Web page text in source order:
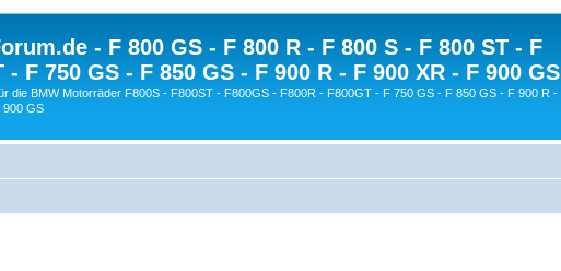
- F 800 GS - F 800 R - F 800 S - F 800 ST - F
- F 750 GS - F 850 GS - F 900 R - F 900 XR - F 900 GS
die BMW Motorräder F800S - F800ST - F800GS - F800R - F800GT - F 750 GS - F 850 GS - F 900 R -
900 GS